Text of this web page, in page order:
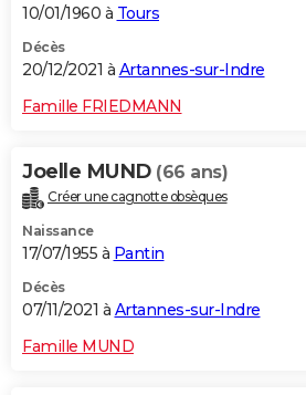
10/01/1960 à Tours
Décès
20/12/2021 à Artannes-sur-Indre
Famille FRIEDMANN
Joelle MUND (66 ans)
Créer une cagnotte obsèques
Naissance
17/07/1955 à Pantin
Décès
07/11/2021 à Artannes-sur-Indre
Famille MUND